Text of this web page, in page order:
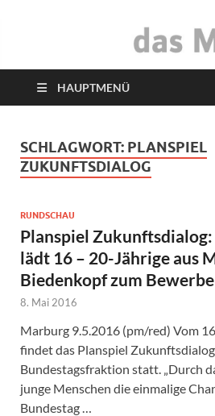
das
HAUPTMENÜ
SCHLAGWORT: PLANSPIEL
ZUKUNFTSDIALOG
RUNDSCHAU
Planspiel
lädt 16 – 20-Jährige aus
Biedenkopf zum
8. Mai 2016
Marburg 9.5.2016 (pm/red) Vom
findet das Planspiel
Bundestagsfraktion statt. „Durch
junge Menschen die einmalige
Bundestag …